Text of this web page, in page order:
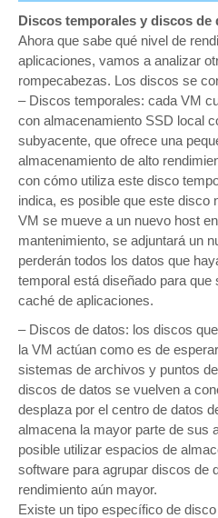
Discos temporales y discos de
Ahora que sabe qué nivel de
aplicaciones, vamos a analizar
rompecabezas. Los discos se
– Discos temporales: cada VM
con almacenamiento SSD local
subyacente, que ofrece una
almacenamiento de alto
con cómo utiliza este disco
indica, es posible que este disco
VM se mueve a un nuevo host
mantenimiento, se adjuntará un
perderán todos los datos que
temporal está diseñado para
caché de aplicaciones.
– Discos de datos: los discos
la VM actúan como es de
sistemas de archivos y puntos
discos de datos se vuelven a
desplaza por el centro de datos
almacena la mayor parte de sus
posible utilizar espacios de
software para agrupar discos de
rendimiento aún mayor.
Existe un tipo específico de